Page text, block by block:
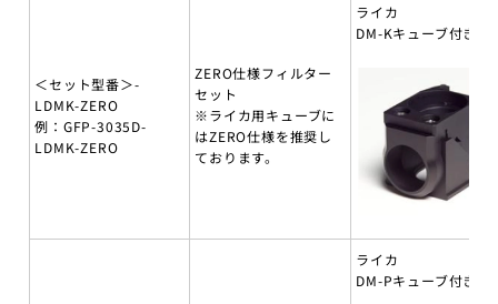
＜セット型番＞-
LDMK-ZERO
例：GFP-3035D-
LDMK-ZERO
ZERO仕様フィルター
セット
※ライカ用キューブに
はZERO仕様を推奨し
ております。
ライカ
DM-Kキューブ付き
ライカ
DM-Pキューブ付き